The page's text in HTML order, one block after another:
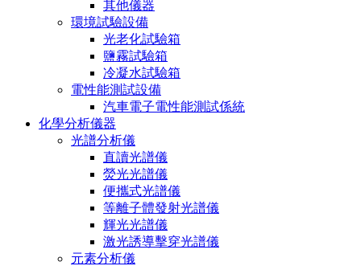
其他儀器
環境試驗設備
光老化試驗箱
鹽霧試驗箱
冷凝水試驗箱
電性能測試設備
汽車電子電性能測試係統
化學分析儀器
光譜分析儀
直讀光譜儀
熒光光譜儀
便攜式光譜儀
等離子體發射光譜儀
輝光光譜儀
激光誘導擊穿光譜儀
元素分析儀